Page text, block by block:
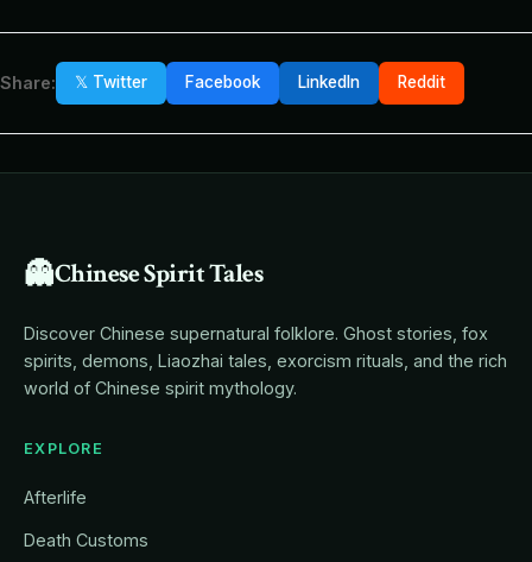
Share: 𝕏 Twitter Facebook LinkedIn Reddit
👻Chinese Spirit Tales
Discover Chinese supernatural folklore. Ghost stories, fox
spirits, demons, Liaozhai tales, exorcism rituals, and the rich
world of Chinese spirit mythology.
EXPLORE
Afterlife
Death Customs